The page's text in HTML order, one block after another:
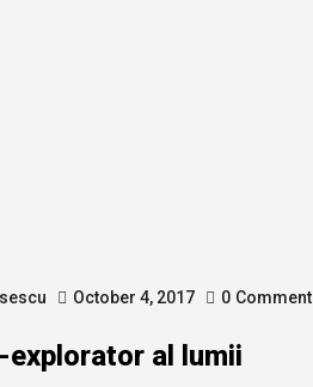
October 4, 2017 0 Comment
explorator al lumii